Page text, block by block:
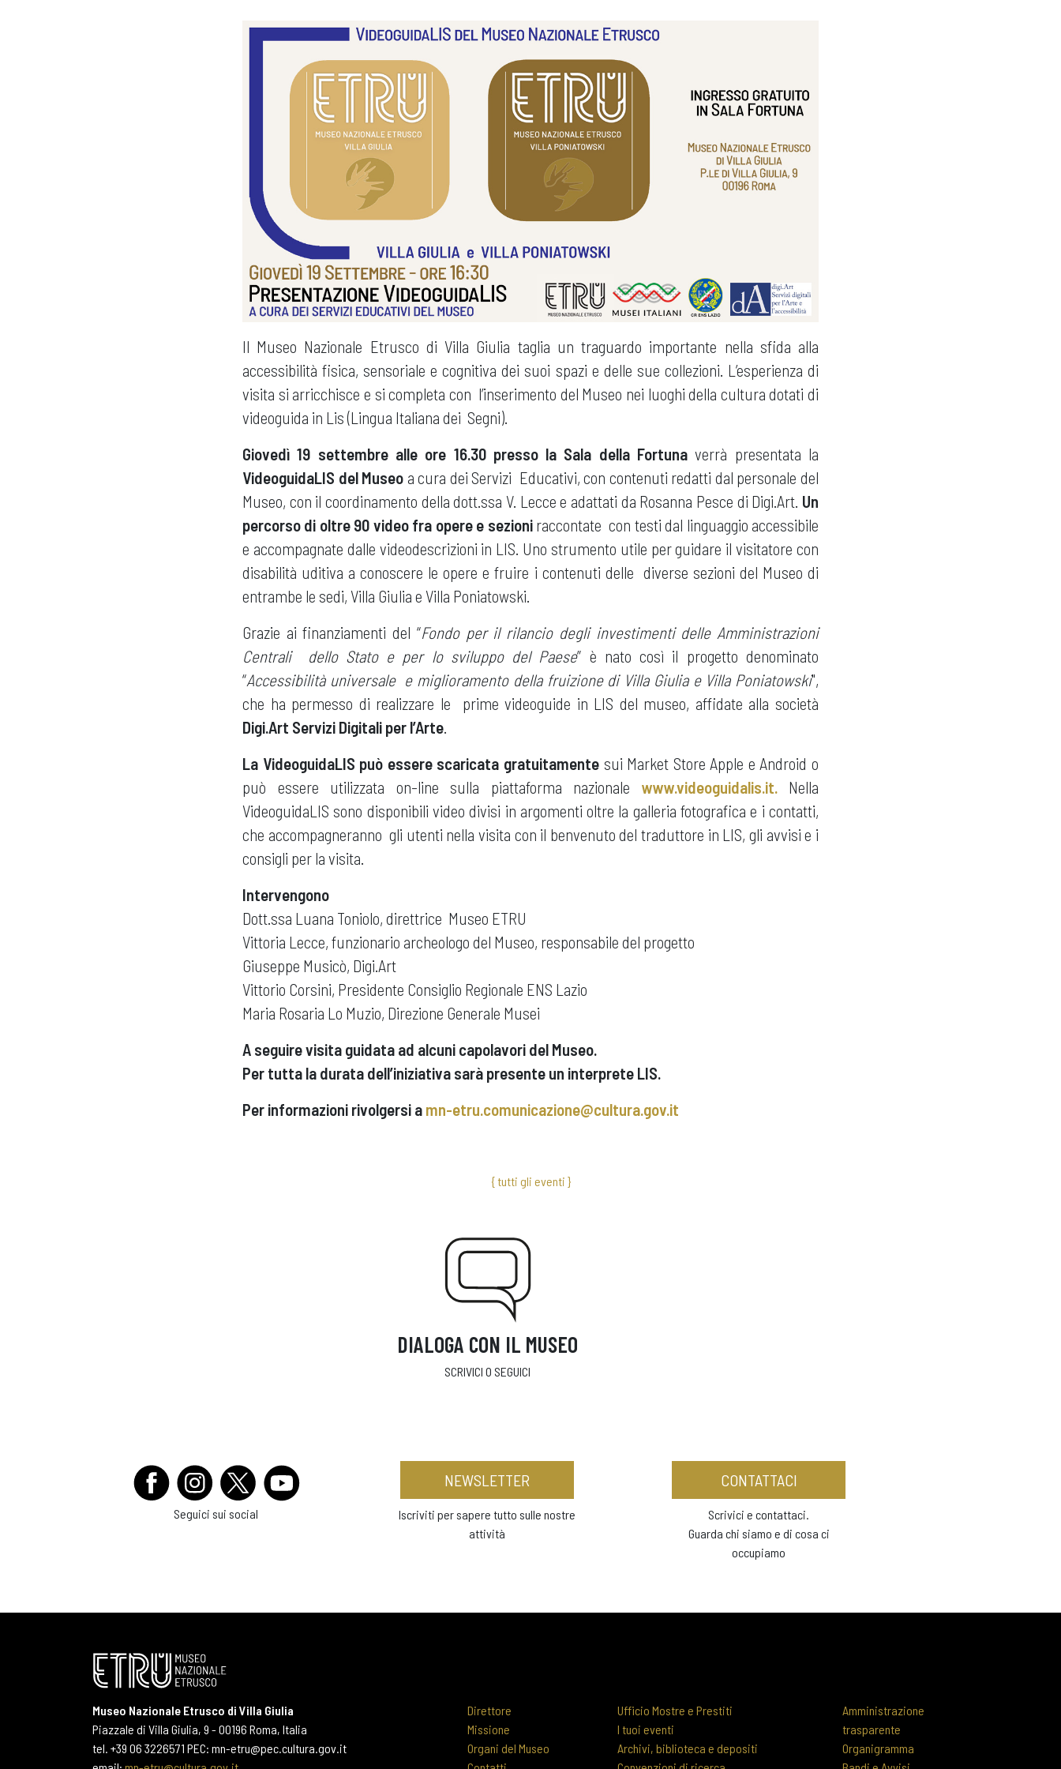
Il Museo Nazionale Etrusco di Villa Giulia taglia un traguardo importante nella sfida alla
accessibilità fisica, sensoriale e cognitiva dei suoi spazi e delle sue collezioni. L’esperienza di
visita si arricchisce e si completa con l’inserimento del Museo nei luoghi della cultura dotati di
videoguida in Lis (Lingua Italiana dei Segni).
Giovedì 19 settembre alle ore 16.30 presso la Sala della Fortunaverrà presentata la
VideoguidaLIS del Museo a cura dei Servizi Educativi, con contenuti redatti dal personale del
Museo, con il coordinamento della dott.ssa V. Lecce e adattati da Rosanna Pesce di Digi.Art. Un
percorso di oltre 90 video fra opere e sezioniraccontate con testi dal linguaggio accessibile
e accompagnate dalle videodescrizioni in LIS. Uno strumento utile per guidare il visitatore con
disabilità uditiva a conoscere le opere e fruire i contenuti delle diverse sezioni del Museo di
entrambe le sedi, Villa Giulia e Villa Poniatowski.
Grazie ai finanziamenti del “Fondo per il rilancio degli investimenti delle Amministrazioni
Centrali dello Stato e per lo sviluppo del Paese” è nato così il progetto denominato
“Accessibilità universale e miglioramento della fruizione di Villa Giulia e Villa Poniatowski",
che ha permesso di realizzare le prime videoguide in LIS del museo, affidate alla società
Digi.Art Servizi Digitali per l’Arte.
La VideoguidaLIS può essere scaricata gratuitamentesui Market Store Apple e Android o
può essere utilizzata on-line sulla piattaforma nazionale www.videoguidalis.it.Nella
VideoguidaLIS sono disponibili video divisi in argomenti oltre la galleria fotografica e i contatti,
che accompagneranno gli utenti nella visita con il benvenuto del traduttore in LIS, gli avvisi e i
consigli per la visita.
Intervengono
Dott.ssa Luana Toniolo, direttrice Museo ETRU
Vittoria Lecce, funzionario archeologo del Museo, responsabile del progetto
Giuseppe Musicò, Digi.Art
Vittorio Corsini, Presidente Consiglio Regionale ENS Lazio
Maria Rosaria Lo Muzio, Direzione Generale Musei
A seguire visita guidata ad alcuni capolavori del Museo.
Per tutta la durata dell’iniziativa sarà presente un interprete LIS.
Per informazioni rivolgersi a mn-etru.comunicazione@cultura.gov.it
{ tutti gli eventi }
DIALOGA CON IL MUSEO
SCRIVICI O SEGUICI
Seguici sui social
NEWSLETTER
Iscriviti per sapere tutto sulle nostre
attività
CONTATTACI
Scrivici e contattaci.
Guarda chi siamo e di cosa ci
occupiamo
Museo Nazionale Etrusco di Villa Giulia
Piazzale di Villa Giulia, 9 - 00196 Roma, Italia
tel. +39 06 3226571 PEC: mn-etru@pec.cultura.gov.it
Direttore
Missione
Organi del Museo
Ufficio Mostre e Prestiti
I tuoi eventi
Archivi, biblioteca e depositi
Amministrazione
trasparente
Organigramma